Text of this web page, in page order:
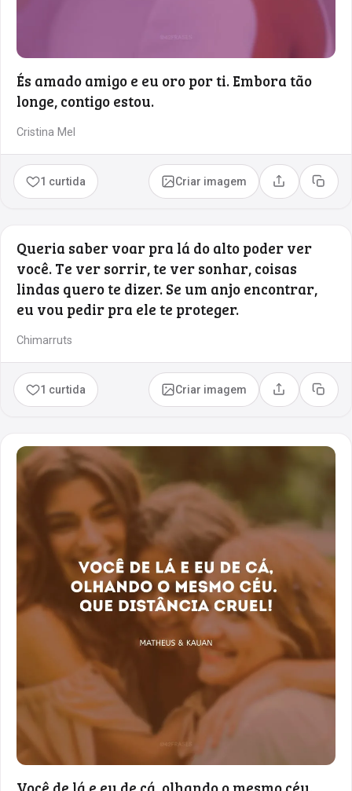
És amado amigo e eu oro por ti. Embora tão
longe, contigo estou.
Cristina Mel
1 curtida Criar imagem Compartilhar
Copiar
Queria saber voar pra lá do alto poder ver
você. Te ver sorrir, te ver sonhar, coisas
lindas quero te dizer. Se um anjo encontrar,
eu vou pedir pra ele te proteger.
Chimarruts
1 curtida Criar imagem Compartilhar
Copiar